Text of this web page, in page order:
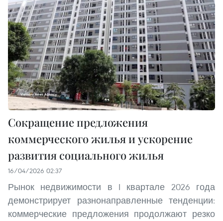
Сокращение предложения
коммерческого жилья и ускорение
развития социального жилья
16/04/2026 02:37
Рынок недвижимости в I квартале 2026 года
демонстрирует разнонаправленные тенденции:
коммерческие предложения продолжают резко